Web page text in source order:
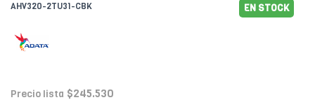
AHV320-2TU31-CBK EN STOCK
Precio lista $245.530